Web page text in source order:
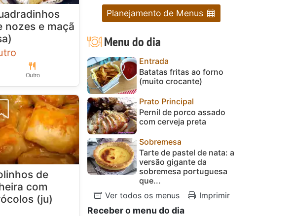
nozes e maçã
Outro
de
com
(ju)
Planejamento de Menus
Menu do dia
Entrada
Batatas fritas ao forno
(muito crocante)
Prato Principal
Pernil de porco assado
com cerveja preta
Sobremesa
Tarte de pastel de nata: a
versão gigante da
sobremesa portuguesa
que...
Ver todos os menus
Imprimir
Receber o menu do dia